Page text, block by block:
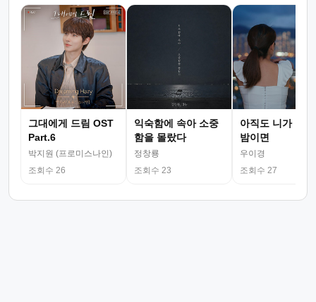
그대에게 드림 OST
Part.6
박지원 (프로미스나인)
조회수 26
익숙함에 속아 소중
함을 몰랐다
정창룡
조회수 23
아직도 니가 그
밤이면
우이경
조회수 27